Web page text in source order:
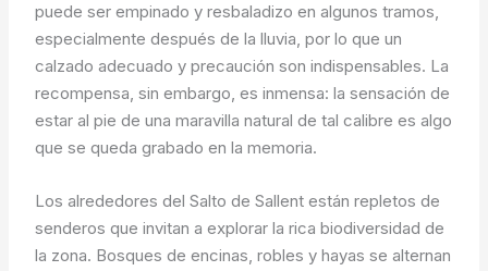
puede ser empinado y resbaladizo en algunos tramos,
especialmente después de la lluvia, por lo que un
calzado adecuado y precaución son indispensables. La
recompensa, sin embargo, es inmensa: la sensación de
estar al pie de una maravilla natural de tal calibre es algo
que se queda grabado en la memoria.
Los alrededores del Salto de Sallent están repletos de
senderos que invitan a explorar la rica biodiversidad de
la zona. Bosques de encinas, robles y hayas se alternan